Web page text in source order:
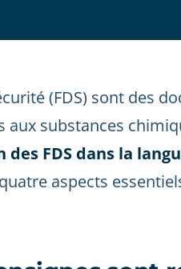
(FDS) sont des
aux substances
FDS dans la
aspects